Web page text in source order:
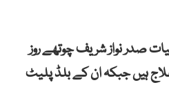
صدر نواز شریف چوتھے روز
ہیں جبکہ ان کے بلڈ پلیٹ